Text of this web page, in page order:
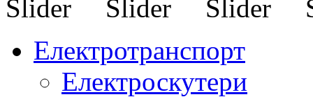
Електротранспорт
Електроскутери